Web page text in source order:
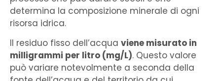
determina la composizione minerale di ogni
risorsa idrica.
Il residuo fisso dell’acqua viene misurato in
milligrammi per litro (mg/L). Questo valore
può variare notevolmente a seconda della